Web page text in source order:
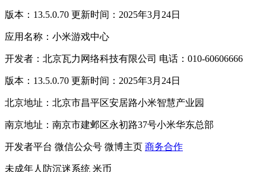
版本：13.5.0.70 更新时间：2025年3月24日
应用名称：小米游戏中心
开发者：北京瓦力网络科技有限公司 电话：010-60606666
版本：13.5.0.70 更新时间：2025年3月24日
北京地址：北京市昌平区安居路小米智慧产业园
南京地址：南京市建邺区永初路37号小米华东总部
开发者平台 微信公众号 微博主页 商务合作
未成年人防沉迷系统 米币